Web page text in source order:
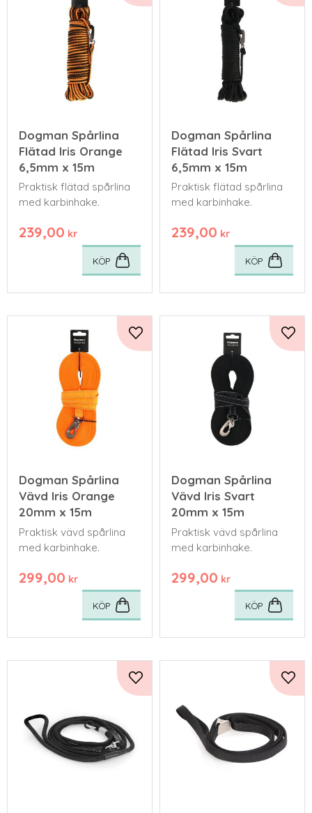
Dogman Spårlina
Flätad Iris Orange
6,5mm x 15m
Praktisk flätad spårlina
med karbinhake.
239,00 kr
KÖP
Dogman Spårlina
Flätad Iris Svart
6,5mm x 15m
Praktisk flätad spårlina
med karbinhake.
239,00 kr
KÖP
Dogman Spårlina
Vävd Iris Orange
20mm x 15m
Praktisk vävd spårlina
med karbinhake.
299,00 kr
Lägg till i favoriter
KÖP
Dogman Spårlina
Vävd Iris Svart
20mm x 15m
Praktisk vävd spårlina
med karbinhake.
299,00 kr
KÖP
Lägg till i favoriter